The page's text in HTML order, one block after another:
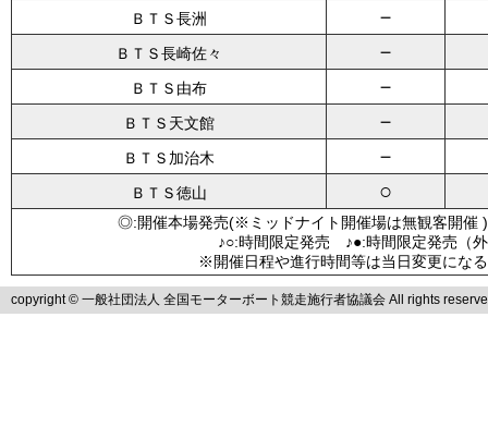
ＢＴＳ長洲 －
ＢＴＳ長崎佐々 －
ＢＴＳ由布 －
ＢＴＳ天文館 －
ＢＴＳ加治木 －
ＢＴＳ徳山 ○
◎:開催本場発売(※ミッドナイト開催場は無観客
♪○:時間限定発売 ♪●:時間限定発売
※開催日程や進行時間等は当日変更にな
copyright © 一般社団法人 全国モーターボート競走施行者協議会 All rights